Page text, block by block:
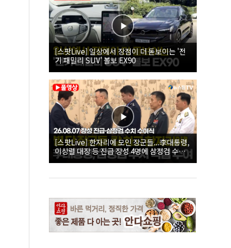
[스팟Live] 일상에서 장점이 더 돋보이는 '전
기 패밀리 SUV' 볼보 EX90
[스팟Live] 한자리에 모인 장군들...李대통령,
이상렬 대장 등 진급 장성 4명에 삼정검 수치
직접 수여｜26.08.07 장성 진급·삼정검 수치